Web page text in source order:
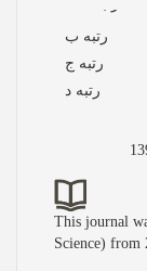
رتبه د
رتبه ج
رتبه ب
This journal
Science) from